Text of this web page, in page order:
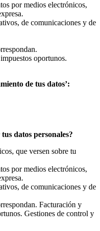
por medios electrónicos,
de comunicaciones y de
oportunos.
de tus datos’:
datos personales?
que versen sobre tu
por medios electrónicos,
de comunicaciones y de
Facturación y
Gestiones de control y